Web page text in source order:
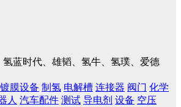
氢蓝时代、雄韬、氢牛、氢璞、爱德
镀膜设备 制氢 电解槽 连接器 阀门 化学
人 汽车配件 测试 导电剂 设备 空压